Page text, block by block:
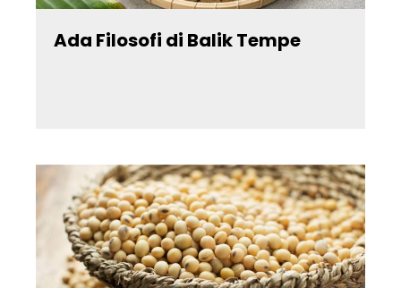
Ada Filosofi di Balik Tempe